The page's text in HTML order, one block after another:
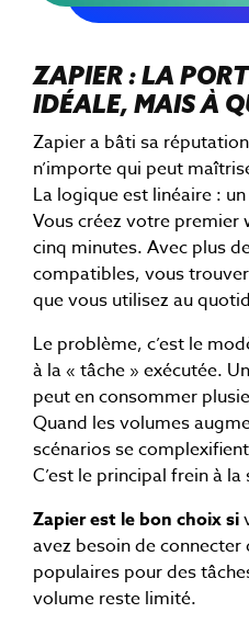
ZAPIER : LA
IDÉALE, MAIS À
Zapier a bâti sa
n’importe qui peut
La logique est linéaire :
Vous créez votre premier
cinq minutes. Avec plus
compatibles, vous
que vous utilisez au
Le problème, c’est le
à la « tâche » exécutée.
peut en consommer
Quand les volumes
scénarios se
C’est le principal frein à
Zapier est le bon choix si
avez besoin de
populaires pour des
volume reste limité.